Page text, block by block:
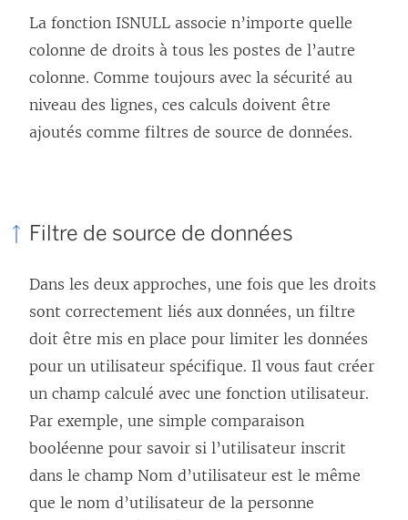
La fonction ISNULL associe n’importe quelle
colonne de droits à tous les postes de l’autre
colonne. Comme toujours avec la sécurité au
niveau des lignes, ces calculs doivent être
ajoutés comme filtres de source de données.
Filtre de source de données
Dans les deux approches, une fois que les droits
sont correctement liés aux données, un filtre
doit être mis en place pour limiter les données
pour un utilisateur spécifique. Il vous faut créer
un champ calculé avec une fonction utilisateur.
Par exemple, une simple comparaison
booléenne pour savoir si l’utilisateur inscrit
dans le champ Nom d’utilisateur est le même
que le nom d’utilisateur de la personne